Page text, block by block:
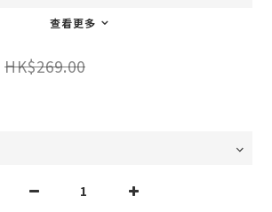
查看更多
HK$269.00